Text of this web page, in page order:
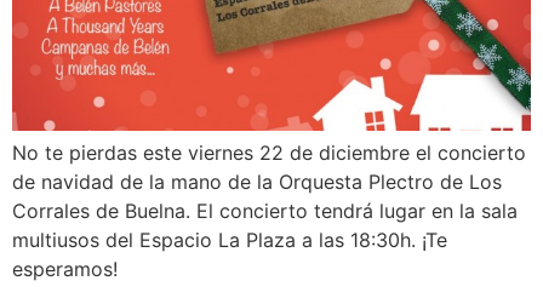
No te pierdas este viernes 22 de diciembre el concierto
de navidad de la mano de la Orquesta Plectro de Los
Corrales de Buelna. El concierto tendrá lugar en la sala
multiusos del Espacio La Plaza a las 18:30h. ¡Te
esperamos!